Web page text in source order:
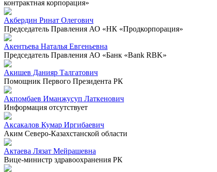
контрактная корпорация»
Акбердин Ринат Олегович
Председатель Правления АО «НК «Продкорпорация»
Акентьева Наталья Евгеньевна
Председатель Правления АО «Банк «Bank RBK»
Акишев Данияр Талгатович
Помощник Первого Президента РК
Акпомбаев Иманжусуп Латкенович
Информация отсутствует
Аксакалов Кумар Иргибаевич
Аким Северо-Казахстанской области
Актаева Лязат Мейрашевна
Вице-министр здравоохранения РК